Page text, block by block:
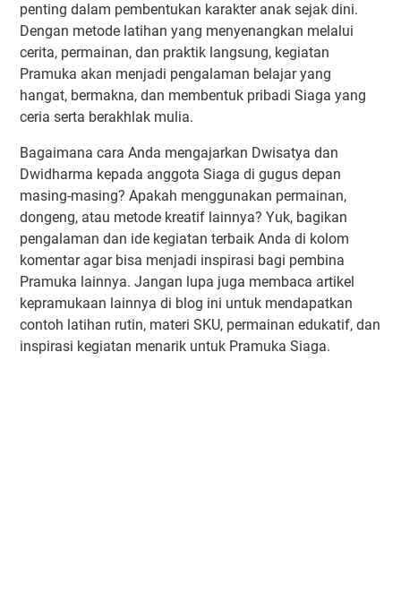
penting dalam pembentukan karakter anak sejak dini.
Dengan metode latihan yang menyenangkan melalui
cerita, permainan, dan praktik langsung, kegiatan
Pramuka akan menjadi pengalaman belajar yang
hangat, bermakna, dan membentuk pribadi Siaga yang
ceria serta berakhlak mulia.
Bagaimana cara Anda mengajarkan Dwisatya dan
Dwidharma kepada anggota Siaga di gugus depan
masing-masing? Apakah menggunakan permainan,
dongeng, atau metode kreatif lainnya? Yuk, bagikan
pengalaman dan ide kegiatan terbaik Anda di kolom
komentar agar bisa menjadi inspirasi bagi pembina
Pramuka lainnya. Jangan lupa juga membaca artikel
kepramukaan lainnya di blog ini untuk mendapatkan
contoh latihan rutin, materi SKU, permainan edukatif, dan
inspirasi kegiatan menarik untuk Pramuka Siaga.